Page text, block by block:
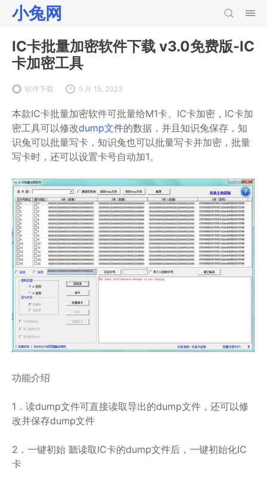
小兔网
IC卡批量加密软件下载 v3.0免费版-IC
卡加密工具
软件下载 5 月 15, 2023
本款IC卡批量加密软件可批量给M1卡、IC卡加密，IC卡加
密工具可以修改dump文件的数据，并且知识兔保存，知
识兔可以批量写卡，知识兔也可以批量写卡并加密，批量
写卡时，还可以设置卡号自动加1。
功能介绍
1．读dump文件可直接读取导出的dump文件，还可以修
改并保存dump文件
2．一键初始 聽读取IC卡的dump文件后，一键初始化IC
卡